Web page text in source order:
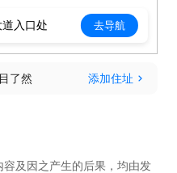
入口处 去导航
了然 添加住址
及因之产生的后果，均由发